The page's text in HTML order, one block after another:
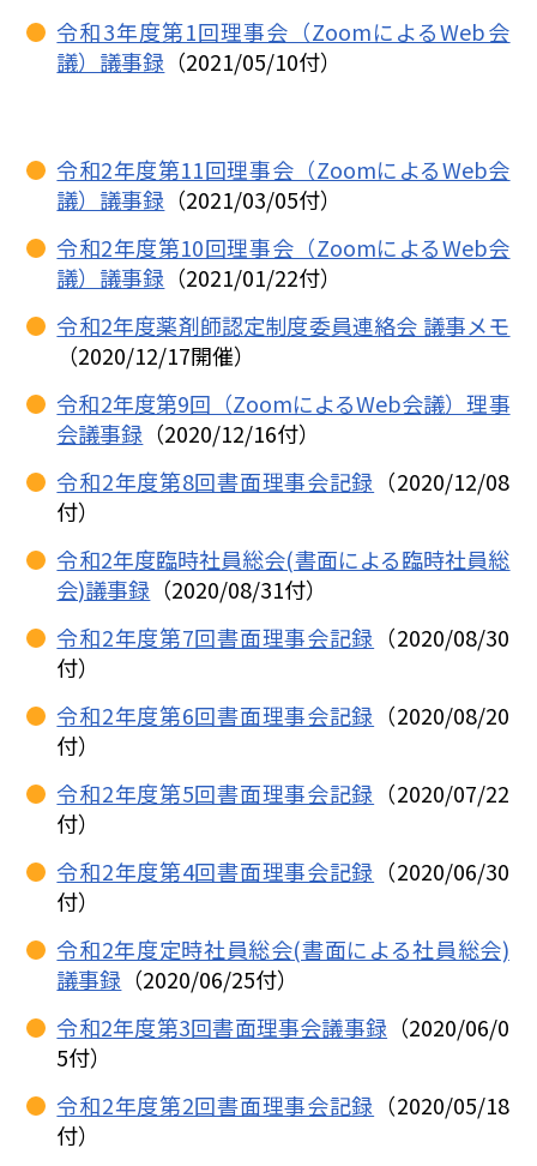
令和3年度第1回理事会（ZoomによるWeb会
議）議事録 （2021/05/10付）
令和2年度第11回理事会（ZoomによるWeb会
議）議事録 （2021/03/05付）
令和2年度第10回理事会（ZoomによるWeb会
議）議事録 （2021/01/22付）
令和2年度薬剤師認定制度委員連絡会 議事メモ
（2020/12/17開催）
令和2年度第9回（ZoomによるWeb会議）理事
会議事録 （2020/12/16付）
令和2年度第8回書面理事会記録 （2020/12/08
付）
令和2年度臨時社員総会(書面による臨時社員総
会)議事録 （2020/08/31付）
令和2年度第7回書面理事会記録 （2020/08/30
付）
令和2年度第6回書面理事会記録 （2020/08/20
付）
令和2年度第5回書面理事会記録 （2020/07/22
付）
令和2年度第4回書面理事会記録 （2020/06/30
付）
令和2年度定時社員総会(書面による社員総会)
議事録 （2020/06/25付）
令和2年度第3回書面理事会議事録 （2020/06/0
5付）
令和2年度第2回書面理事会記録 （2020/05/18
付）